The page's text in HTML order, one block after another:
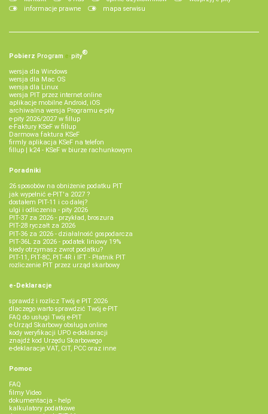
informacje prawne
mapa serwisu
Pobierz Program e‑pity®
wersja dla Windows
wersja dla Mac OS
wersja dla Linux
wersja PIT przez internet online
aplikacje mobilne Android, iOS
archiwalna wersja Programu e-pity
e-pity 2026/2027 w fillup
e‑Faktury KSeF w fillup
Darmowa faktura KSeF
firmly aplikacja KSeF na telefon
fillup | k24 - KSeF w biurze rachunkowym
Poradniki
26 sposobów na obniżenie podatku PIT
jak wypełnić e-PIT'a 2027 ?
dostałem PIT-11 i co dalej?
ulgi i odliczenia - pity 2026
PIT-37 za 2026 - przykład, broszura
PIT-28 ryczałt za 2026
PIT-36 za 2026 - działalność gospodarcza
PIT-36L za 2026 - podatek liniowy 19%
kiedy otrzymasz zwrot podatku?
PIT-11, PIT-8C, PIT-4R i IFT - Płatnik PIT
rozliczenie PIT przez urząd skarbowy
e-Deklaracje
sprawdź i rozlicz Twój e PIT 2026
dlaczego warto sprawdzić Twój e-PIT
FAQ do usługi Twój e-PIT
e-Urząd Skarbowy obsługa online
kody weryfikacji UPO e-deklaracji
znajdź kod Urzędu Skarbowego
e-deklaracje VAT, CIT, PCC oraz inne
Pomoc
FAQ
filmy Video
dokumentacja - help
kalkulatory podatkowe